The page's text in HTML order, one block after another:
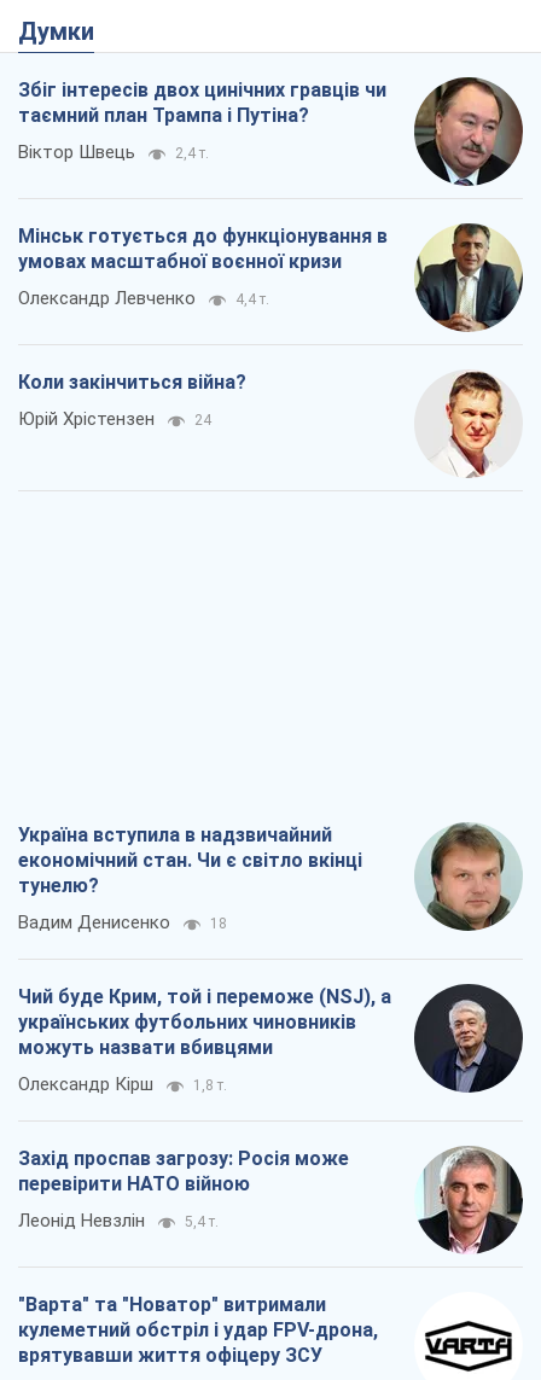
Думки
Збіг інтересів двох цинічних гравців чи
таємний план Трампа і Путіна?
Віктор Швець 2,4 т.
Мінськ готується до функціонування в
умовах масштабної воєнної кризи
Олександр Левченко 4,4 т.
Коли закінчиться війна?
Юрій Хрістензен 24
Україна вступила в надзвичайний
економічний стан. Чи є світло вкінці
тунелю?
Вадим Денисенко 18
Чий буде Крим, той і переможе (NSJ), а
українських футбольних чиновників
можуть назвати вбивцями
Олександр Кірш 1,8 т.
Захід проспав загрозу: Росія може
перевірити НАТО війною
Леонід Невзлін 5,4 т.
"Варта" та "Новатор" витримали
кулеметний обстріл і удар FPV-дрона,
врятувавши життя офіцеру ЗСУ